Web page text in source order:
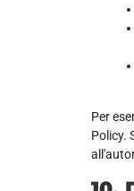
Per
Policy.